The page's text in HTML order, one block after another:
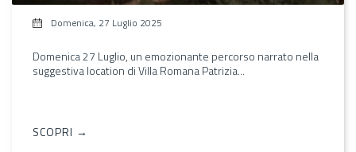
Domenica, 27 Luglio 2025
Domenica 27 Luglio, un emozionante percorso narrato nella
suggestiva location di Villa Romana Patrizia...
SCOPRI →